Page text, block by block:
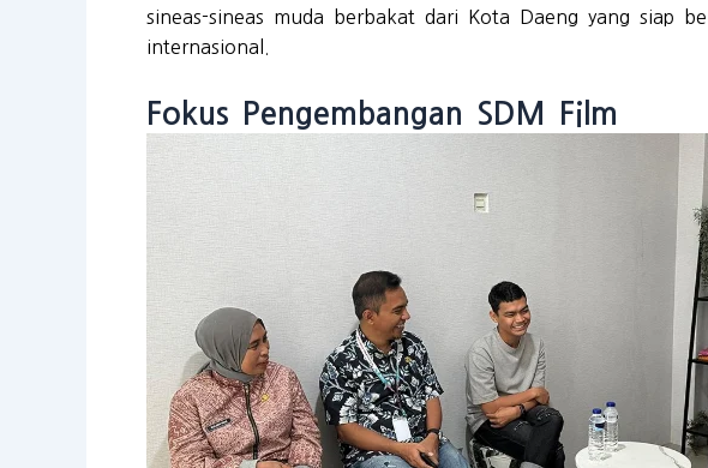
sineas-sineas muda berbakat dari Kota Daeng yang siap
internasional.
Fokus Pengembangan SDM Film